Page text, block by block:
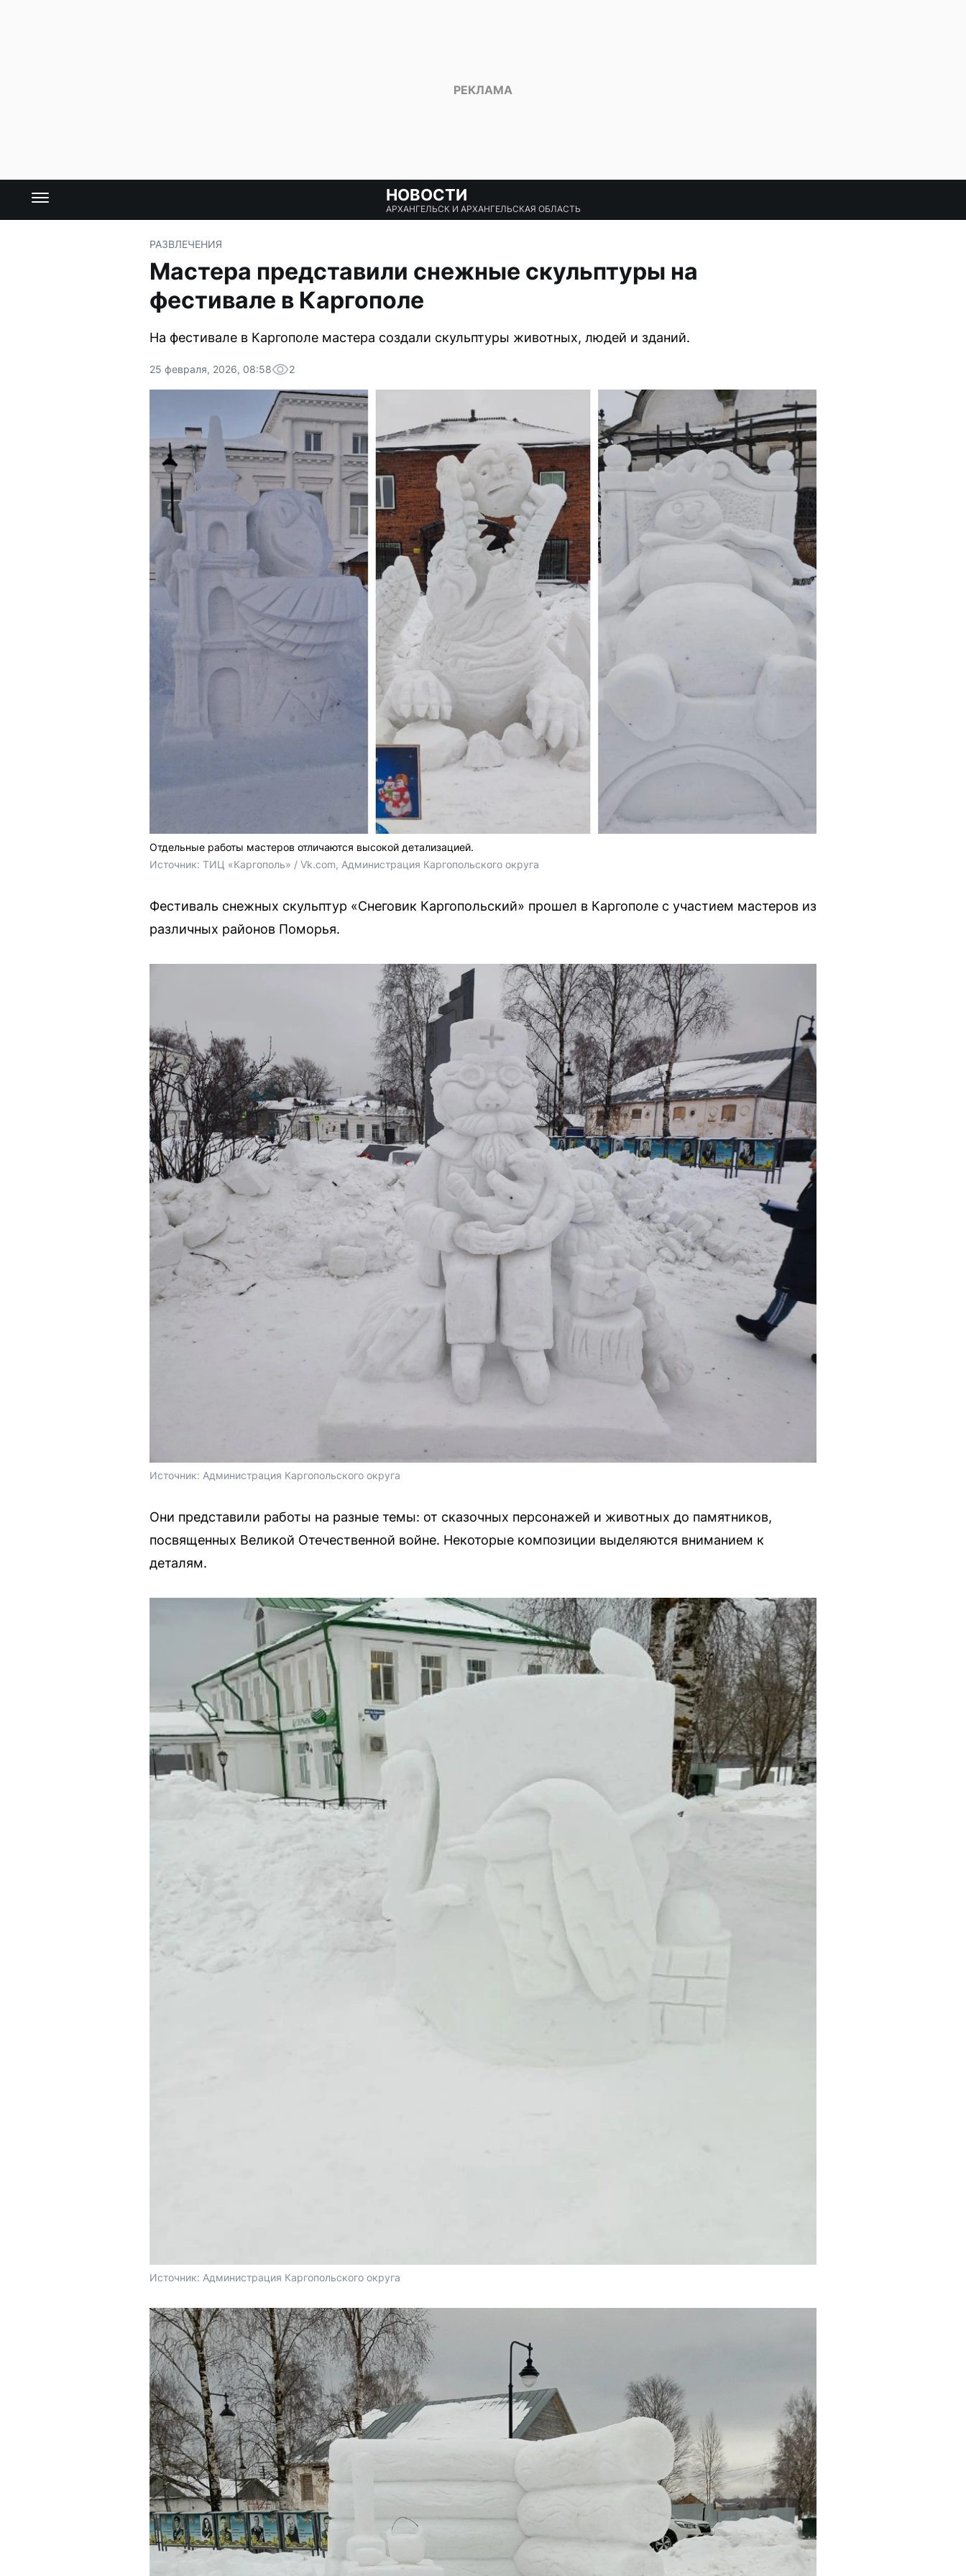
НОВОСТИ
АРХАНГЕЛЬСК И АРХАНГЕЛЬСКАЯ ОБЛАСТЬ
РАЗВЛЕЧЕНИЯ
Мастера представили снежные скульптуры на
фестивале в Каргополе
На фестивале в Каргополе мастера создали скульптуры животных, людей и зданий.
25 февраля, 2026, 08:58 2
Отдельные работы мастеров отличаются высокой детализацией.
Источник: ТИЦ «Каргополь» / Vk.com, Администрация Каргопольского округа
Фестиваль снежных скульптур «Снеговик Каргопольский» прошел в Каргополе с участием мастеров из
различных районов Поморья.
Источник: Администрация Каргопольского округа
Они представили работы на разные темы: от сказочных персонажей и животных до памятников,
посвященных Великой Отечественной войне. Некоторые композиции выделяются вниманием к
деталям.
Источник: Администрация Каргопольского округа